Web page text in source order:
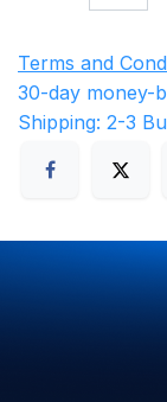
Terms and
30-day money-
Shipping: 2-3